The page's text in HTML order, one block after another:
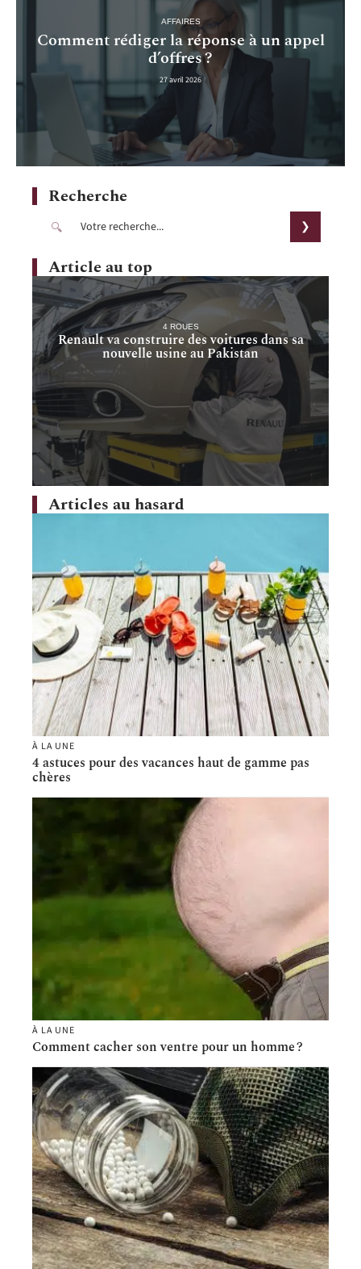
AFFAIRES
Comment rédiger la réponse à un appel
d’offres ?
27 avril 2026
Recherche
Article au top
4 ROUES
Renault va construire des voitures dans sa
nouvelle usine au Pakistan
Articles au hasard
À LA UNE
4 astuces pour des vacances haut de gamme pas
chères
À LA UNE
Comment cacher son ventre pour un homme ?